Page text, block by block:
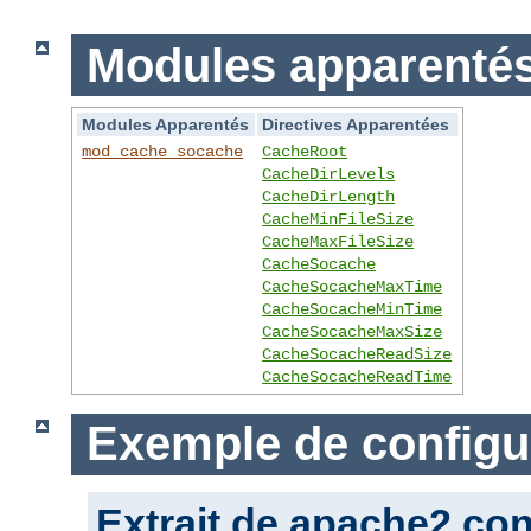
Modules
Modules Apparentés
Directives Apparentées
mod_cache_socache
CacheRoot
CacheDirLevels
CacheDirLength
CacheMinFileSize
CacheMaxFileSize
CacheSocache
CacheSocacheMaxTime
CacheSocacheMinTime
CacheSocacheMaxSize
CacheSocacheReadSize
CacheSocacheReadTime
Exemple de